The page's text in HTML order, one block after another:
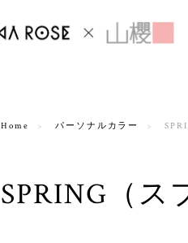
Home パーソナルカラー
SPRING（ス